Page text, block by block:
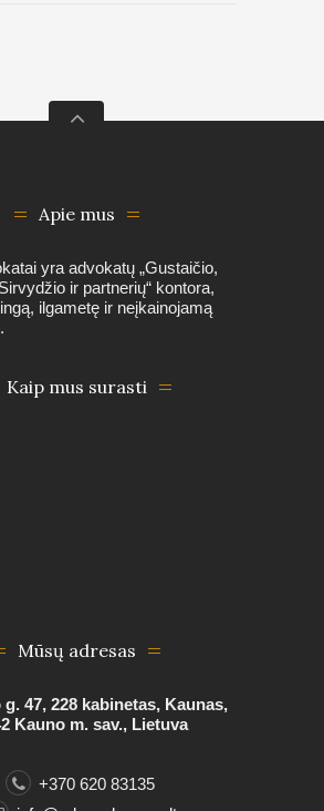
Apie mus
yra advokatų „Gustaičio,
ir partnerių“ kontora,
ilgametę ir neįkainojamą
Kaip mus surasti
Mūsų adresas
47, 228 kabinetas, Kaunas,
Kauno m. sav., Lietuva
+370 620 83135